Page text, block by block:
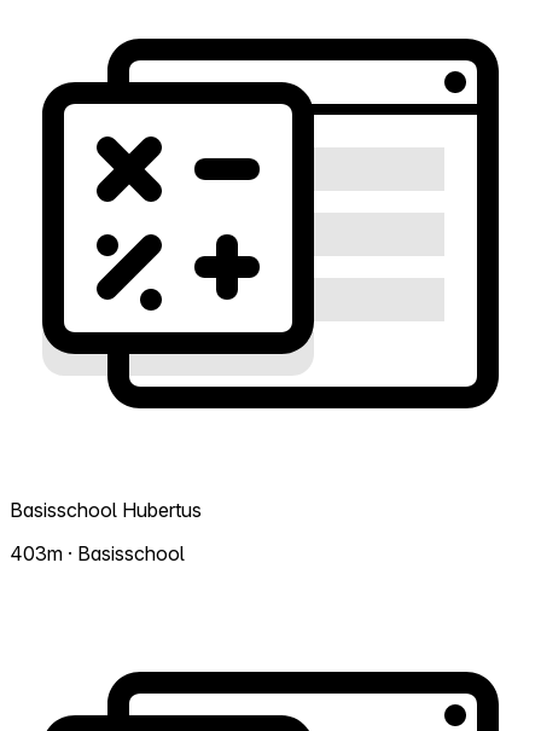
Basisschool Hubertus
403m · Basisschool